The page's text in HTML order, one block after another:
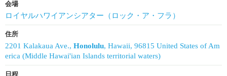
会場
ロイヤルハワイアンシアター（ロック・ア・フラ）
住所
2201 Kalakaua Ave., Honolulu, Hawaii, 96815 United States of Am
erica (Middle Hawai'ian Islands territorial waters)
日程